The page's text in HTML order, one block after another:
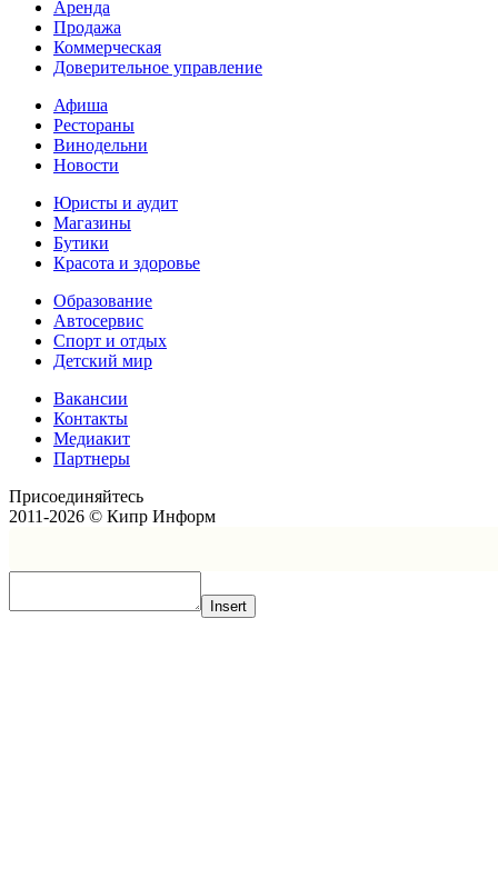
Аренда
Продажа
Коммерческая
Доверительное управление
Афиша
Рестораны
Винодельни
Новости
Юристы и аудит
Магазины
Бутики
Красота и здоровье
Образование
Автосервис
Спорт и отдых
Детский мир
Вакансии
Контакты
Медиакит
Партнеры
Присоединяйтесь
2011-2026 © Кипр Информ
Insert